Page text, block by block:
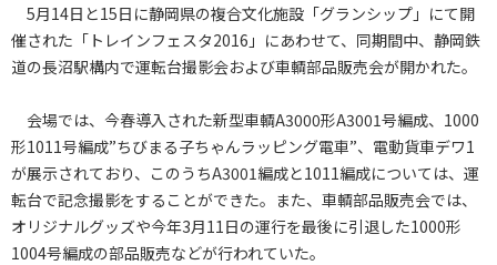
5月14日と15日に静岡県の複合文化施設「グランシップ」にて開
催された「トレインフェスタ2016」にあわせて、同期間中、静岡鉄
道の長沼駅構内で運転台撮影会および車輌部品販売会が開かれた。
会場では、今春導入された新型車輌A3000形A3001号編成、1000
形1011号編成”ちびまる子ちゃんラッピング電車”、電動貨車デワ1
が展示されており、このうちA3001編成と1011編成については、運
転台で記念撮影をすることができた。また、車輌部品販売会では、
オリジナルグッズや今年3月11日の運行を最後に引退した1000形
1004号編成の部品販売などが行われていた。